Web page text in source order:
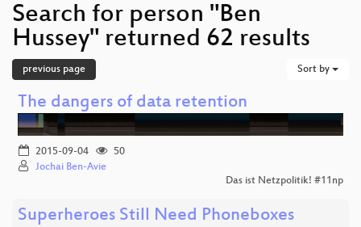
Search for person "Ben
Hussey" returned 62 results
previous page Sort by
The dangers of data retention
2015-09-04
50
Jochai Ben-Avie
Das ist Netzpolitik! #11np
Superheroes Still Need Phoneboxes